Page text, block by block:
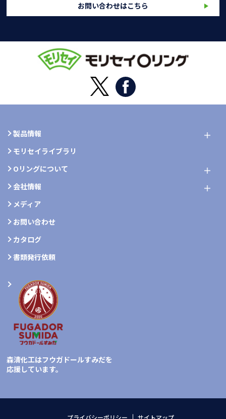
お問い合わせはこちら
製品情報
モリセイライブラリ
Oリングについて
会社情報
メディア
お問い合わせ
カタログ
書類発行依頼
森清化工はフウガドールすみだを
応援しています。
プライバシーポリシー サイトマップ